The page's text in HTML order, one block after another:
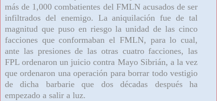
más de 1,000 combatientes del FMLN acusados de ser
infiltrados del enemigo. La aniquilación fue de tal
magnitud que puso en riesgo la unidad de las cinco
facciones que conformaban el FMLN, para lo cual,
ante las presiones de las otras cuatro facciones, las
FPL ordenaron un juicio contra Mayo Sibrián, a la vez
que ordenaron una operación para borrar todo vestigio
de dicha barbarie que dos décadas después ha
empezado a salir a luz.